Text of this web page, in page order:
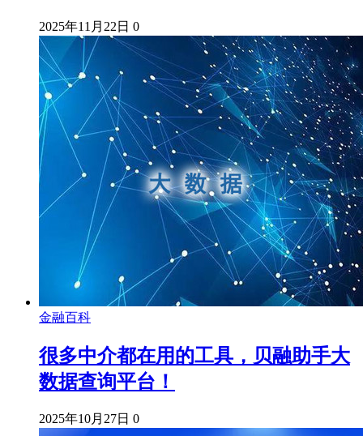
2025年11月22日 0
金融百科
很多中介都在用的工具，贝融助手大
数据查询平台！
2025年10月27日 0